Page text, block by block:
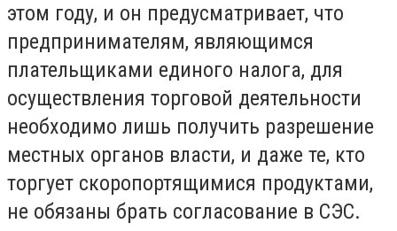
этом году, и он предусматривает, что
предпринимателям, являющимся
плательщиками единого налога, для
осуществления торговой деятельности
необходимо лишь получить разрешение
местных органов власти, и даже те, кто
торгует скоропортящимися продуктами,
не обязаны брать согласование в СЭС.